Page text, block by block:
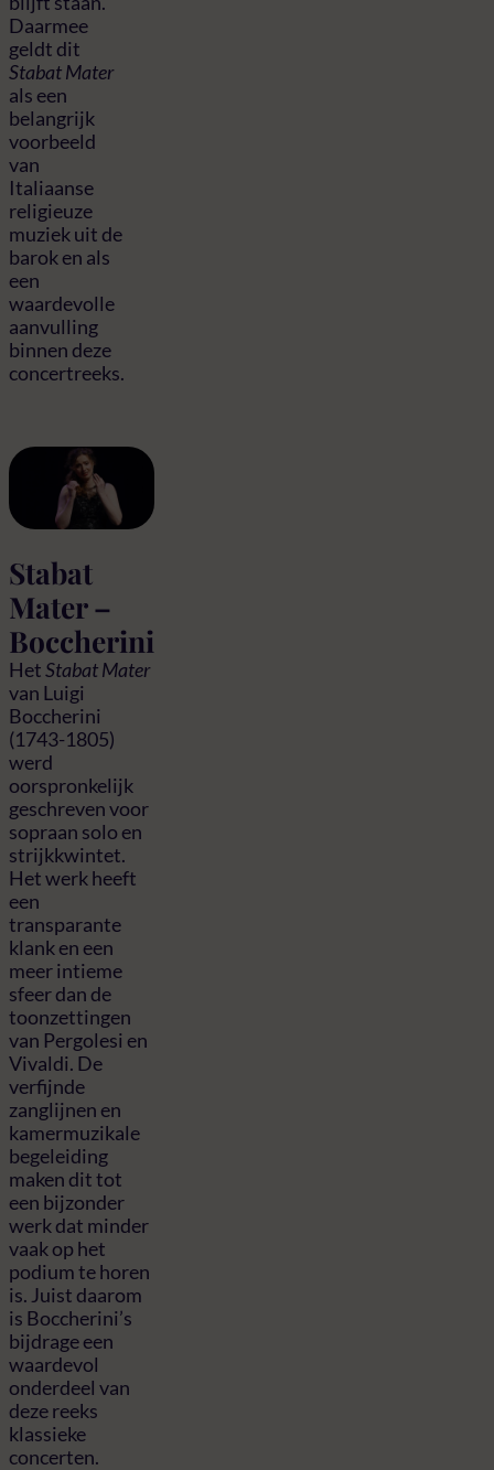
Daarmee
geldt dit
Stabat Mater
als een
belangrijk
voorbeeld
van
Italiaanse
religieuze
muziek uit de
barok en als
een
waardevolle
aanvulling
binnen deze
concertreeks.
Stabat
Mater –
Boccherini
HetStabat Mater
van Luigi
Boccherini
(1743-1805)
werd
oorspronkelijk
geschreven voor
sopraan solo en
strijkkwintet.
Het werk heeft
een
transparante
klank en een
meer intieme
sfeer dan de
toonzettingen
van Pergolesi en
Vivaldi. De
verfijnde
zanglijnen en
kamermuzikale
begeleiding
maken dit tot
een bijzonder
werk dat minder
vaak op het
podium te horen
is. Juist daarom
is Boccherini’s
bijdrage een
waardevol
onderdeel van
deze reeks
klassieke
concerten.